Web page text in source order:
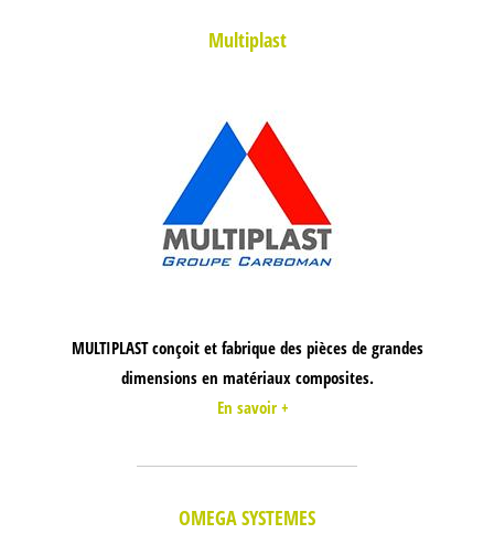
Multiplast
MULTIPLAST conçoit et fabrique des pièces de grandes
dimensions en matériaux composites.
En savoir +
OMEGA SYSTEMES